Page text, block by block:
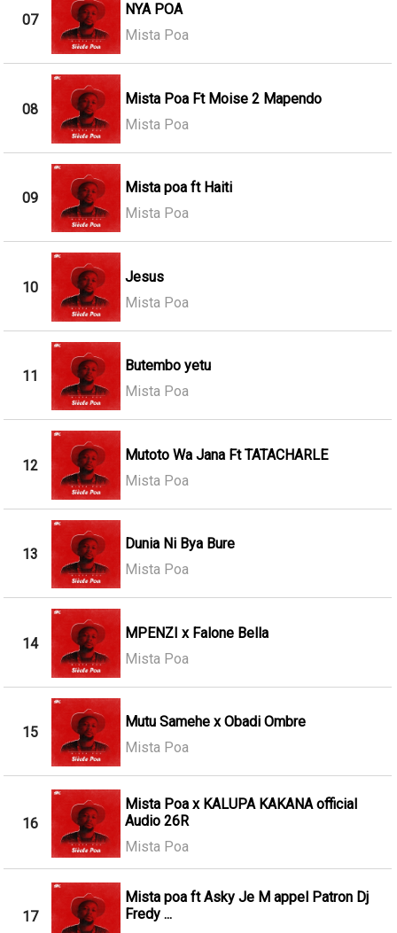
07
NYA POA
Mista Poa
08
Mista Poa Ft Moise 2 Mapendo
Mista Poa
09
Mista poa ft Haiti
Mista Poa
10
Jesus
Mista Poa
11
Butembo yetu
Mista Poa
12
Mutoto Wa Jana Ft TATACHARLE
Mista Poa
13
Dunia Ni Bya Bure
Mista Poa
14
MPENZI x Falone Bella
Mista Poa
15
Mutu Samehe x Obadi Ombre
Mista Poa
16
Mista Poa x KALUPA KAKANA official
Audio 26R
Mista Poa
17
Mista poa ft Asky Je M appel Patron Dj
Fredy ...